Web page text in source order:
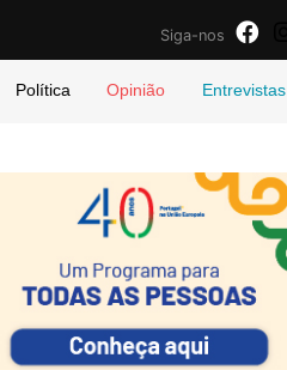
Siga-nos
Política Opinião Entrevistas